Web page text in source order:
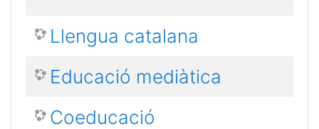
Llengua catalana
Educació mediàtica
Coeducació